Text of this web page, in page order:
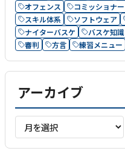
オフェンス
コミッショナー
スキル体系
ソフトウェア
ナイターバスケ
バスケ知識
審判
方言 練習メニュー
アーカイブ
ー